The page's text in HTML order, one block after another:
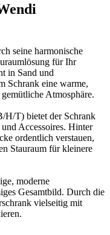
seine harmonische
für Ihr
in Sand und
Schrank eine warme,
Atmosphäre.
H/T) bietet der Schrank
Accessoires. Hinter
ordentlich verstauen,
Stauraum für kleinere
moderne
Gesamtbild. Durch die
vielseitig mit